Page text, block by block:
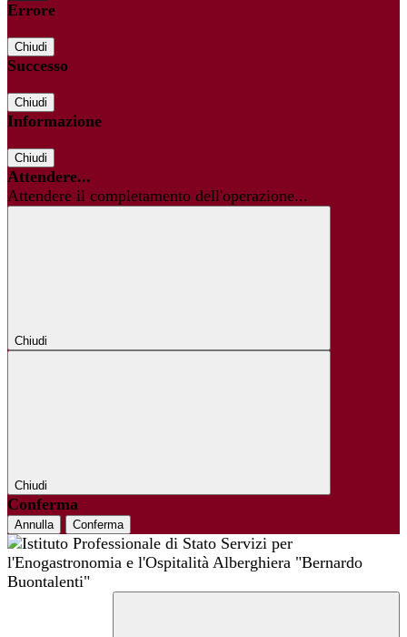
Errore
Chiudi
Successo
Chiudi
Informazione
Chiudi
Attendere...
Attendere il completamento dell'operazione...
Chiudi
Chiudi
Conferma
Annulla Conferma